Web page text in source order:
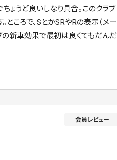
ょうど良いしなり具合。このクラブ
ころで、SとかSRやRの表示（メー
の新車効果で最初は良くてもだんだ